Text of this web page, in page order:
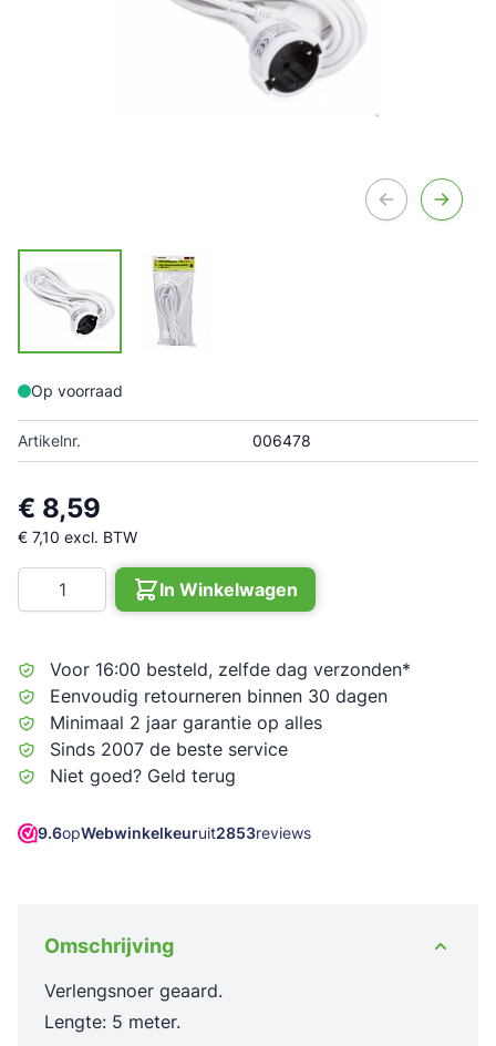
Op voorraad
Artikelnr. 006478
€ 8,59
€ 7,10 excl. BTW
Aantal
In Winkelwagen
Voor 16:00 besteld, zelfde dag verzonden*
Eenvoudig retourneren binnen 30 dagen
Minimaal 2 jaar garantie op alles
Sinds 2007 de beste service
Niet goed? Geld terug
9.6opWebwinkelkeuruit2853reviews
Omschrijving
Verlengsnoer geaard.
Lengte: 5 meter.